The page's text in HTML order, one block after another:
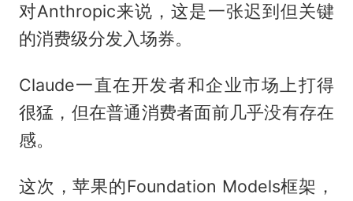
对Anthropic来说，这是一张迟到但关键
的消费级分发入场券。
Claude一直在开发者和企业市场上打得
很猛，但在普通消费者面前几乎没有存在
感。
这次，苹果的Foundation Models框架，